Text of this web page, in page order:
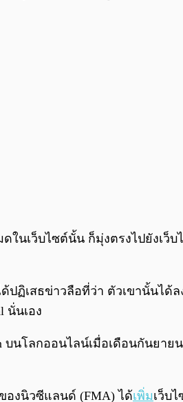
ดในเว็บไซต์นั้น ก็มุ่งตรงไปยัง
ปฏิเสธข่าวลือที่ว่า ตัวเขานั้นไ
นั่นเอง
บนโลกออนไลน์เมื่อเดือนกันยา
องนิวซีแลนด์ (FMA) ได้เพิ่มเว็บ